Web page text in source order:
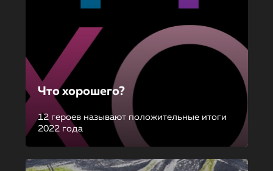
Что хорошего?
12 героев называют положительные итоги
2022 года